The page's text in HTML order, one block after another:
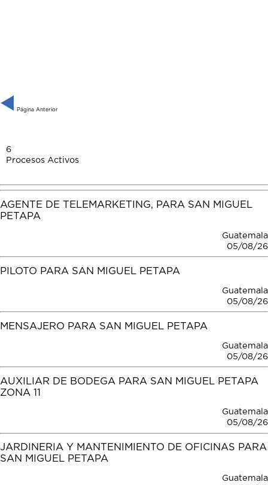
Página Anterior
6
Procesos Activos
AGENTE DE TELEMARKETING, PARA SAN MIGUEL
PETAPA
Guatemala
05/08/26
PILOTO PARA SAN MIGUEL PETAPA
Guatemala
05/08/26
MENSAJERO PARA SAN MIGUEL PETAPA
Guatemala
05/08/26
AUXILIAR DE BODEGA PARA SAN MIGUEL PETAPA
ZONA 11
Guatemala
05/08/26
JARDINERIA Y MANTENIMIENTO DE OFICINAS PARA
SAN MIGUEL PETAPA
Guatemala